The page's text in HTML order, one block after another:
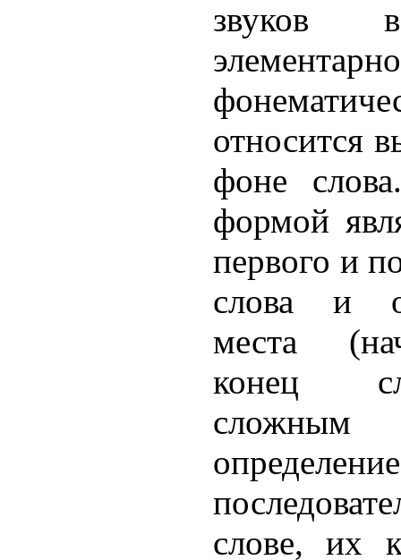
относится
фоне
формой
первого и
слова и
места
конец
определение
слове, их